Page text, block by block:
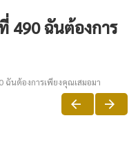
490 ฉันต้องการ
ฉันต้องการเพียงคุณเสมอมา